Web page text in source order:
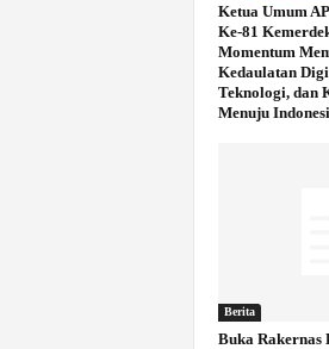
Ketua Umum
Ke-81
Momentum
Kedaulatan
Teknologi, dan
Menuju
Berita
Buka Rakernas